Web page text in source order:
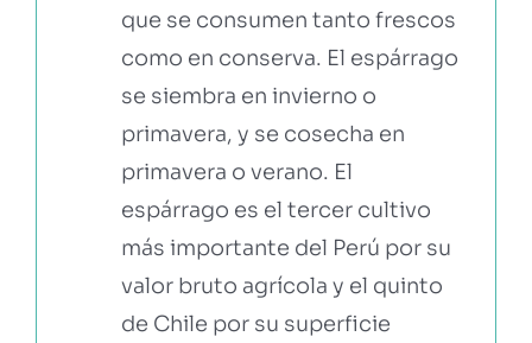
que se consumen tanto frescos
como en conserva. El espárrago
se siembra en invierno o
primavera, y se cosecha en
primavera o verano. El
espárrago es el tercer cultivo
más importante del Perú por su
valor bruto agrícola y el quinto
de Chile por su superficie